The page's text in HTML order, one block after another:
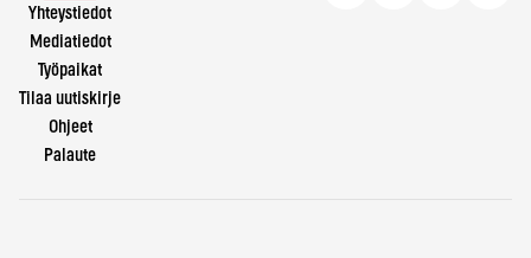
Yhteystiedot
Mediatiedot
Työpaikat
Tilaa uutiskirje
Ohjeet
Palaute